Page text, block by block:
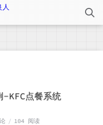
KFC点餐系统
/ 104 阅读